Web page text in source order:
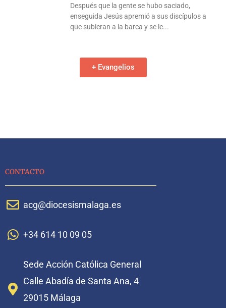
Después que la gente se hubo saciado,
enseguida Jesús apremió a sus discípulos a
que subieran a la barca y se le
+ Evangelios
CONTACTO
acg@diocesismalaga.es
+34 614 10 09 05
Sede Acción Católica General
Calle Abadía de Santa Ana, 4
29015 Málaga